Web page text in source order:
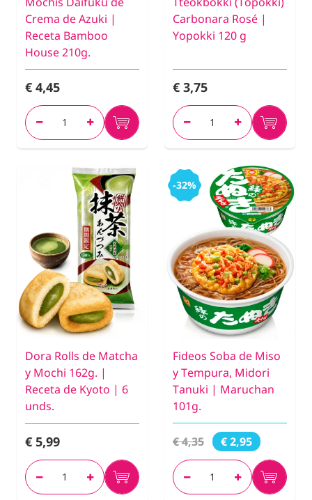
Crema de Azuki |
Receta Bamboo
House 210g.
€ 4,45
Carbonara Rosé |
Yopokki 120 g
€ 3,75
Dora Rolls de Matcha
y Mochi 162g. |
Receta de Kyoto | 6
unds.
€ 5,99
-32%
Fideos Soba de Miso
y Tempura, Midori
Tanuki | Maruchan
101g.
€ 4,35 € 2,95